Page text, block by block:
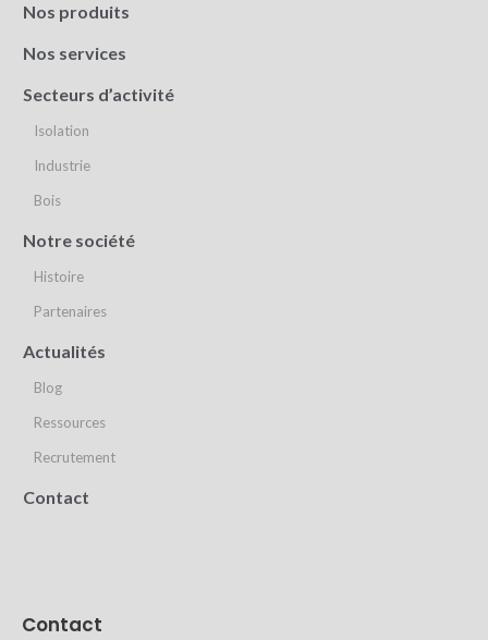
Nos produits
Nos services
Secteurs d’activité
Isolation
Industrie
Bois
Notre société
Histoire
Partenaires
Actualités
Blog
Ressources
Recrutement
Contact
Contact